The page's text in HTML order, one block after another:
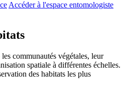
Accéder à l'espace entomologiste
communautés végétales, leur
spatiale à différentes échelles.
des habitats les plus